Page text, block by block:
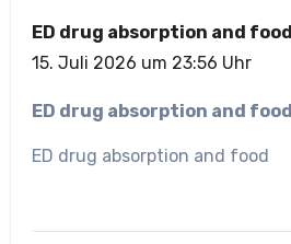
ED drug absorption and food
15. Juli 2026 um 23:56 Uhr
ED drug absorption and food
ED drug absorption and food